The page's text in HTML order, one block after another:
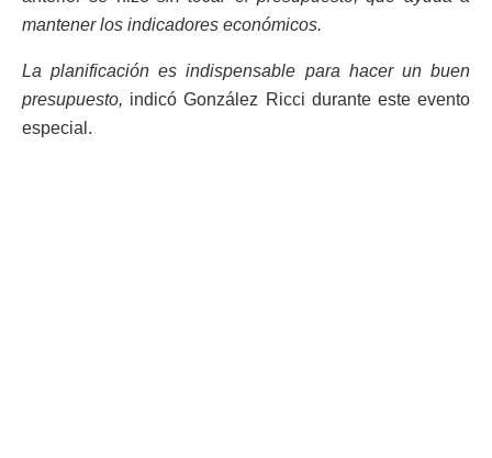
mantener los indicadores económicos.
La planificación es indispensable para hacer un buen
presupuesto, indicó González Ricci durante este evento
especial.